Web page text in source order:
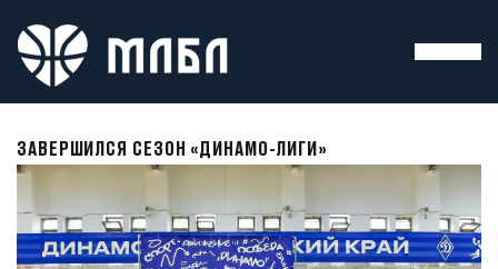
ЗАВЕРШИЛСЯ СЕЗОН «ДИНАМО-ЛИГИ»